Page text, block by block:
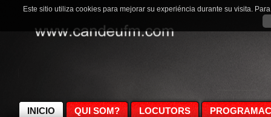
INICIO QUI SOM? LOCUTORS
Este sitio utiliza cookies para mejorar su experiéncia durante su visita.